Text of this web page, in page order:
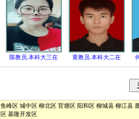
陈教员.本科大三在 黄教员.本科大二在
鱼峰区 城中区 柳北区 官塘区 阳和区 柳城县 柳江县
基隆开发区